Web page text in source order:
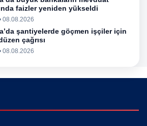
faizler yeniden yükseldi
08.08.2026
şantiyelerde göçmen işçiler için
çağrısı
08.08.2026